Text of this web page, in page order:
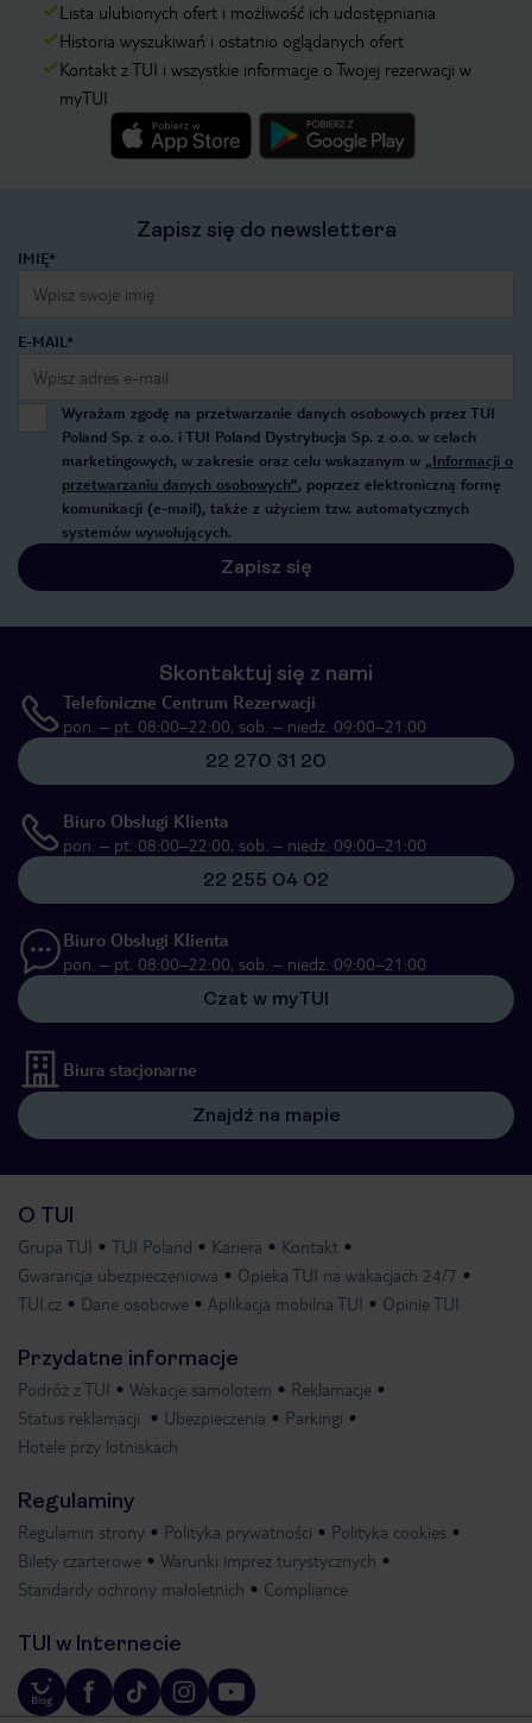
Lista ulubionych ofert i możliwość ich udostępniania
Historia wyszukiwań i ostatnio oglądanych ofert
Kontakt z TUI i wszystkie informacje o Twojej rezerwacji w
myTUI
Zapisz się do newslettera
IMIĘ*
E-MAIL*
Wyrażam zgodę na przetwarzanie danych osobowych przez TUI
Poland Sp. z o.o. i TUI Poland Dystrybucja Sp. z o.o. w celach
marketingowych, w zakresie oraz celu wskazanym w „Informacji o
przetwarzaniu danych osobowych”, poprzez elektroniczną formę
komunikacji (e-mail), także z użyciem tzw. automatycznych
systemów wywołujących.
Zapisz się
Skontaktuj się z nami
Telefoniczne Centrum Rezerwacji
pon. – pt. 08:00–22:00, sob. – niedz. 09:00–21:00
22 270 31 20
Biuro Obsługi Klienta
pon. – pt. 08:00–22:00, sob. – niedz. 09:00–21:00
22 255 04 02
Biuro Obsługi Klienta
pon. – pt. 08:00–22:00, sob. – niedz. 09:00–21:00
Czat w myTUI
Biura stacjonarne
Znajdź na mapie
O TUI
Grupa TUI TUI Poland Kariera
Kontakt
Gwarancja ubezpieczeniowa
Opieka TUI na wakacjach 24/7
TUI.cz
Dane osobowe Aplikacja mobilna TUI Opinie TUI
Przydatne informacje
Podróż z TUI Wakacje samolotem
Reklamacje
Status reklamacji
Ubezpieczenia
Parkingi
Hotele przy lotniskach
Regulaminy
Regulamin strony Polityka prywatności
Polityka cookies
Bilety czarterowe
Warunki imprez turystycznych
Standardy ochrony małoletnich
Compliance
TUI w Internecie